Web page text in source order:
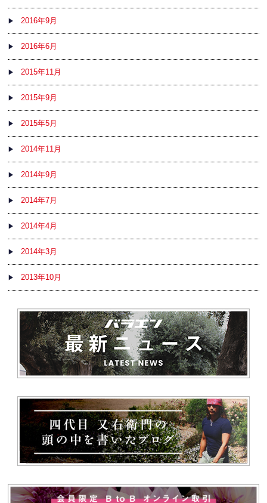
2016年9月
2016年6月
2015年11月
2015年9月
2015年5月
2014年11月
2014年9月
2014年7月
2014年4月
2014年3月
2013年10月